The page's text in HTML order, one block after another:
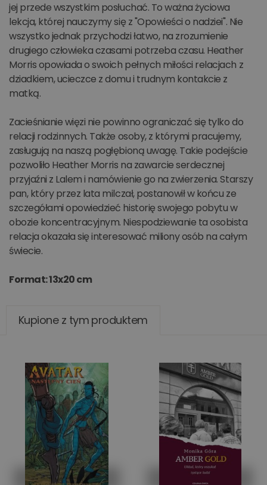
jej przede wszystkim posłuchać. To ważna życiowa
lekcja, której nauczymy się z "Opowieści o nadziei". Nie
wszystko jednak przychodzi łatwo, na zrozumienie
drugiego człowieka czasami potrzeba czasu. Heather
Morris opowiada o swoich pełnych miłości relacjach z
dziadkiem, ucieczce z domu i trudnym kontakcie z
matką.
Zacieśnianie więzi nie powinno ograniczać się tylko do
relacji rodzinnych. Także osoby, z którymi pracujemy,
zasługują na naszą pogłębioną uwagę. Takie podejście
pozwoliło Heather Morris na zawarcie serdecznej
przyjaźni z Lalem i namówienie go na zwierzenia. Starszy
pan, który przez lata milczał, postanowił w końcu ze
szczegółami opowiedzieć historię swojego pobytu w
obozie koncentracyjnym. Niespodziewanie ta osobista
relacja okazała się interesować miliony osób na całym
świecie.
Format: 13x20 cm
Kupione z tym produktem